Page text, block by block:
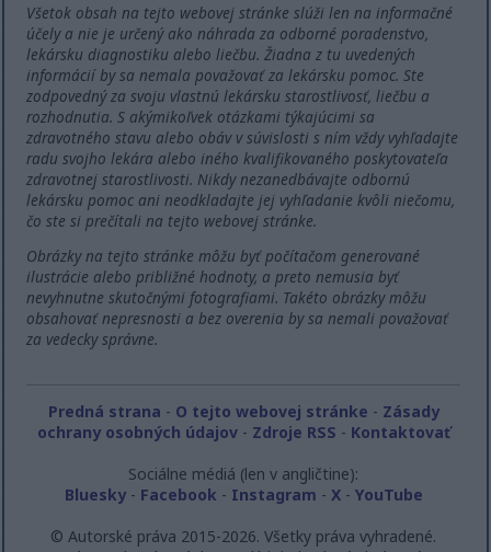
Všetok obsah na tejto webovej stránke slúži len na informačné
účely a nie je určený ako náhrada za odborné poradenstvo,
lekársku diagnostiku alebo liečbu. Žiadna z tu uvedených
informácií by sa nemala považovať za lekársku pomoc. Ste
zodpovedný za svoju vlastnú lekársku starostlivosť, liečbu a
rozhodnutia. S akýmikoľvek otázkami týkajúcimi sa
zdravotného stavu alebo obáv v súvislosti s ním vždy vyhľadajte
radu svojho lekára alebo iného kvalifikovaného poskytovateľa
zdravotnej starostlivosti. Nikdy nezanedbávajte odbornú
lekársku pomoc ani neodkladajte jej vyhľadanie kvôli niečomu,
čo ste si prečítali na tejto webovej stránke.
Obrázky na tejto stránke môžu byť počítačom generované
ilustrácie alebo približné hodnoty, a preto nemusia byť
nevyhnutne skutočnými fotografiami. Takéto obrázky môžu
obsahovať nepresnosti a bez overenia by sa nemali považovať
za vedecky správne.
Predná strana - O tejto webovej stránke - Zásady
ochrany osobných údajov- Zdroje RSS - Kontaktovať
Sociálne médiá (len v angličtine):
Bluesky- Facebook - Instagram - X- YouTube
© Autorské práva 2015-2026. Všetky práva vyhradené.